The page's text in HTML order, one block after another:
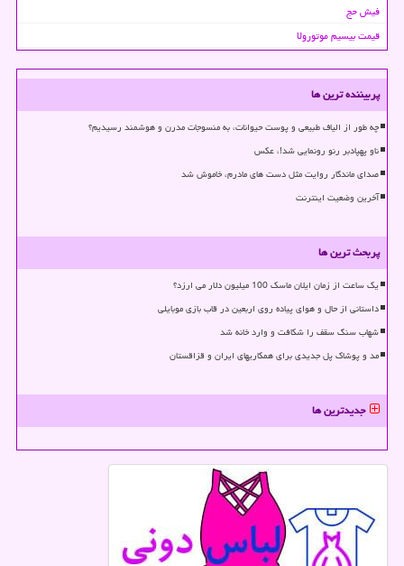
فیش حج
قیمت بیسیم موتورولا
پربیننده ترین ها
چه طور از الیاف طبیعی و پوست حیوانات، به منسوجات مدرن و هوشمند رسیدیم؟
ناو پهپادبر رنو رونمایی شد!، عکس
صدای ماندگار روایت مثل دست های مادرم، خاموش شد
آخرین وضعیت اینترنت
پربحث ترین ها
یک ساعت از زمان ایلان ماسک 100 میلیون دلار می ارزد؟
داستانی از حال و هوای پیاده روی اربعین در قاب بازی موبایلی
شهاب سنگ سقف را شکافت و وارد خانه شد
مد و پوشاک پل جدیدی برای همکاریهای ایران و قزاقستان
جدیدترین ها